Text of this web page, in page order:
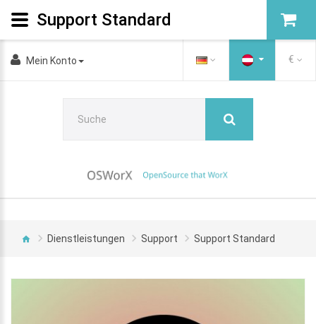
Mein Konto €
Dienstleistungen Support Support Standard
Support Standard